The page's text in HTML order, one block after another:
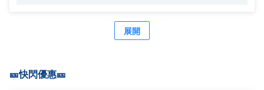
展開
🎫快閃優惠🎫